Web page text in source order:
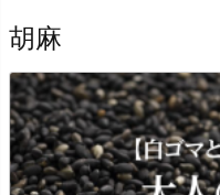
胡麻